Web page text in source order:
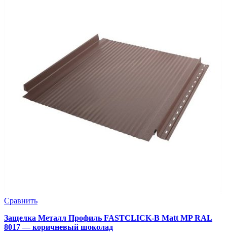
Сравнить
Защелка Металл Профиль FASTCLICK-В Matt MP RAL
8017 — коричневый шоколад